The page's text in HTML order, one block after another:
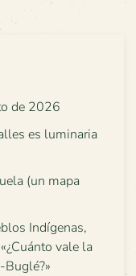
de 2026
es luminaria
(un mapa
Indígenas,
vale la